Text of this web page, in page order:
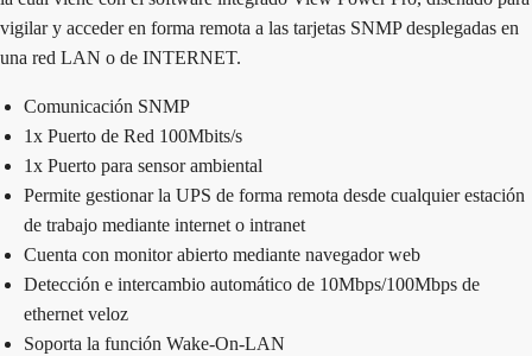
vigilar y acceder en forma remota a las tarjetas SNMP desplegadas en
una red LAN o de INTERNET.
Comunicación SNMP
1x Puerto de Red 100Mbits/s
1x Puerto para sensor ambiental
Permite gestionar la UPS de forma remota desde cualquier estación
de trabajo mediante internet o intranet
Cuenta con monitor abierto mediante navegador web
Detección e intercambio automático de 10Mbps/100Mbps de
ethernet veloz
Soporta la función Wake-On-LAN